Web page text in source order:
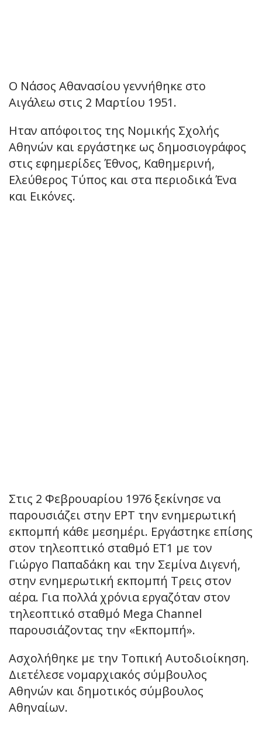
Ο Νάσος Αθανασίου γεννήθηκε στο
Αιγάλεω στις 2 Μαρτίου 1951.
Ηταν απόφοιτος της Νομικής Σχολής
Αθηνών και εργάστηκε ως δημοσιογράφος
στις εφημερίδες Έθνος, Καθημερινή,
Ελεύθερος Τύπος και στα περιοδικά Ένα
και Εικόνες.
Στις 2 Φεβρουαρίου 1976 ξεκίνησε να
παρουσιάζει στην ΕΡΤ την ενημερωτική
εκπομπή κάθε μεσημέρι. Εργάστηκε επίσης
στον τηλεοπτικό σταθμό ΕΤ1 με τον
Γιώργο Παπαδάκη και την Σεμίνα Διγενή,
στην ενημερωτική εκπομπή Τρεις στον
αέρα. Για πολλά χρόνια εργαζόταν στον
τηλεοπτικό σταθμό Mega Channel
παρουσιάζοντας την «Εκπομπή».
Ασχολήθηκε με την Τοπική Αυτοδιοίκηση.
Διετέλεσε νομαρχιακός σύμβουλος
Αθηνών και δημοτικός σύμβουλος
Αθηναίων.